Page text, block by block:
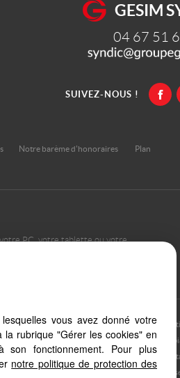
GESIM
04 67 51
SUIVEZ-NOUS !
Notre barème d'honoraires
Plan
PC, votre tablette ou votre
vous avez donné votre
rubrique "Gérer les cookies" en
fonctionnement. Pour plus
notre politique de protection des